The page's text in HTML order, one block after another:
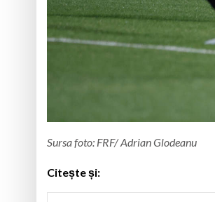
Sursa foto: FRF/ Adrian Glodeanu
Citește și: